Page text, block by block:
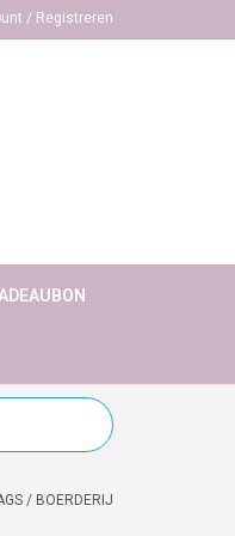
/ Registreren
/ BOERDERIJ